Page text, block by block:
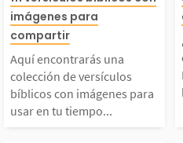
como
Mira lo que
dice...
de
bíblicos con
para usar
imágenes para
compartir
Aquí encontrarás una
colección de versículos
bíblicos con imágenes para
usar en tu tiempo...